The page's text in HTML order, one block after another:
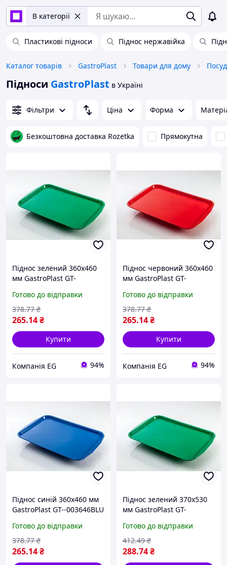
В категорії
Пластикові підноси Піднос нержавійка
Каталог товарів GastroPlast Товари для дому Посуд
Підноси GastroPlast в Україні
Фільтри Ціна Форма
Безкоштовна доставка Rozetka Прямокутна
Піднос зелений 360х460
мм GastroPlast GT-
Готово до відправки
265.14₴
378.77 ₴
Купити
Компанія EG 94%
Піднос червоний 360х460
мм GastroPlast GT-
Готово до відправки
265.14₴
378.77 ₴
Купити
Компанія EG 94%
Піднос синій 360х460 мм
GastroPlast GT--003646BLU
Готово до відправки
265.14₴
378.77 ₴
Піднос зелений 370х530
мм GastroPlast GT-
Готово до відправки
288.74₴
412.49 ₴